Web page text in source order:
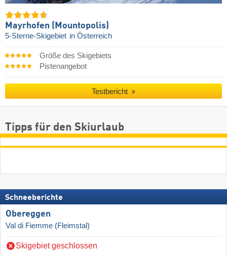
Mayrhofen (Mountopolis)
5-Sterne-Skigebiet in Österreich
Größe des Skigebiets
Pistenangebot
Testbericht
Tipps für den Skiurlaub
Schneeberichte
Obereggen
Val di Fiemme (Fleimstal)
Skigebiet geschlossen